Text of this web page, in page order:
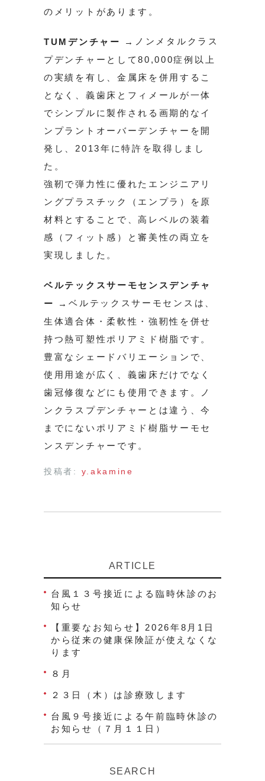
のメリットがあります。
TUMデンチャー → ノンメタルクラス
プデンチャーとして80,000症例以上
の実績を有し、金属床を併用するこ
となく、義歯床とフィメールが一体
でシンプルに製作される画期的なイ
ンプラントオーバーデンチャーを開
発し、2013年に特許を取得しまし
た。
強靭で弾力性に優れたエンジニアリ
ングプラスチック（エンプラ）を原
材料とすることで、高レベルの装着
感（フィット感）と審美性の両立を
実現しました。
ベルテックスサーモセンスデンチャ
ー →ベルテックスサーモセンスは、
生体適合体・柔軟性・強靭性を併せ
持つ熱可塑性ポリアミド樹脂です。
豊富なシェードバリエーションで、
使用用途が広く、義歯床だけでなく
歯冠修復などにも使用できます。ノ
ンクラスプデンチャーとは違う、今
までにないポリアミド樹脂サーモセ
ンスデンチャーです。
投稿者: y.akamine
ARTICLE
台風１３号接近による臨時休診のお
知らせ
【重要なお知らせ】2026年8月1日
から従来の健康保険証が使えなくな
ります
８月
２３日（木）は診療致します
台風９号接近による午前臨時休診の
お知らせ（７月１１日）
SEARCH